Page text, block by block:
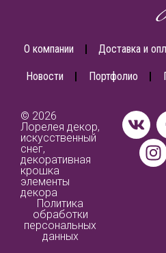
О компании Доставка и
Новости Портфолио
© 2026
Лорелея декор,
искусственный
снег,
декоративная
крошка
элементы
декора
Политика
обработки
персональных
данных